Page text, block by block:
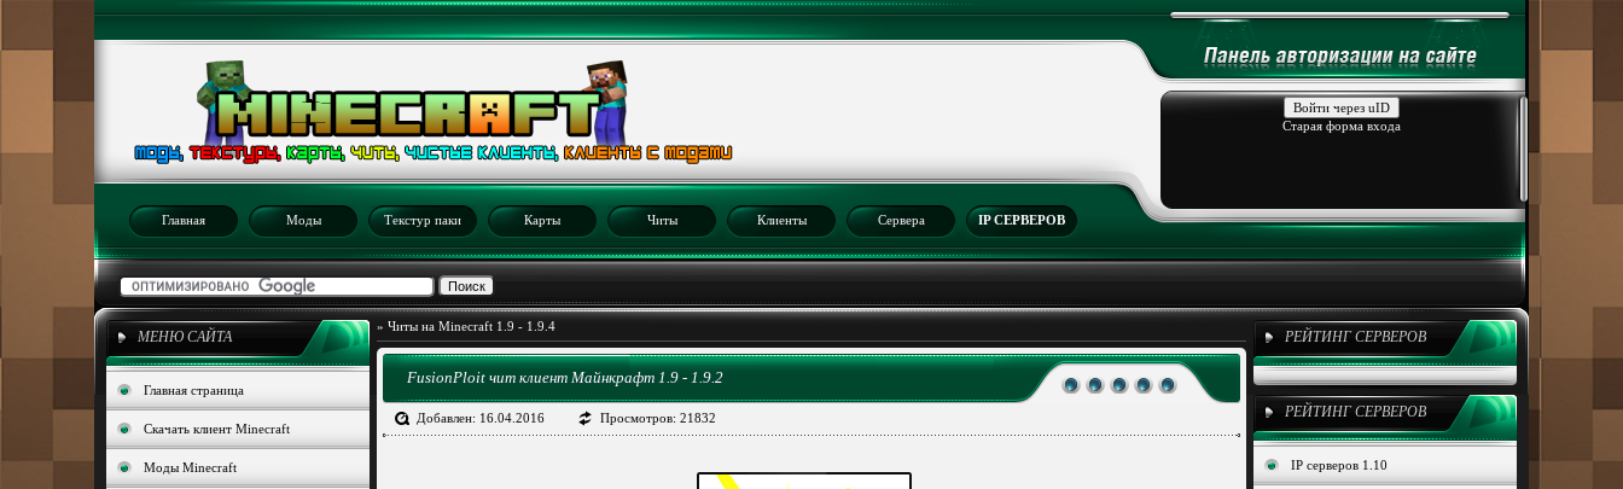
Войти через uID
Старая форма входа
Главная Моды Текстур паки Карты Читы Клиенты Сервера IP СЕРВЕРОВ
МЕНЮ САЙТА
Главная страница
Скачать клиент Minecraft
Моды Minecraft
РЕЙТИНГ СЕРВЕРОВ
РЕЙТИНГ СЕРВЕРОВ
IP серверов 1.10
» Читы на Minecraft 1.9 - 1.9.4
FusionPloit чит клиент Майнкрафт 1.9 - 1.9.2
Добавлен: 16.04.2016 Просмотров: 21832